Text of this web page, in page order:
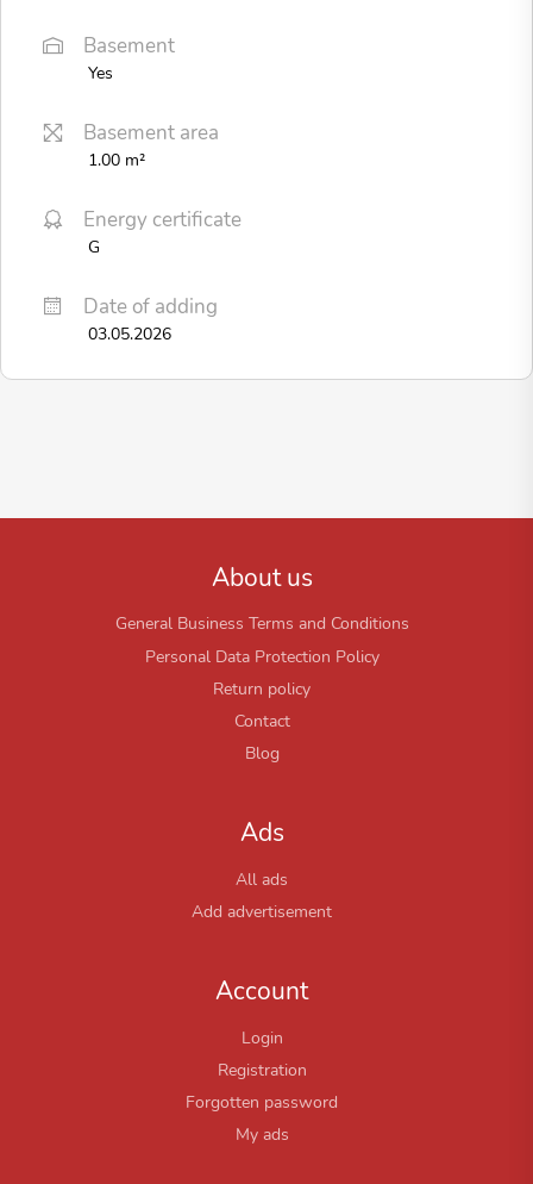
Basement
Yes
Basement area
1.00 m²
Energy certificate
G
Date of adding
03.05.2026
About us
General Business Terms and Conditions
Personal Data Protection Policy
Return policy
Contact
Blog
Ads
All ads
Add advertisement
Account
Login
Registration
Forgotten password
My ads